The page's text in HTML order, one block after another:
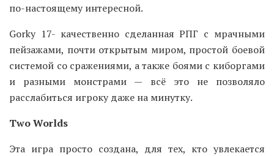
по-настоящему интересной.
Gorky 17- качественно сделанная РПГ с мрачными
пейзажами, почти открытым миром, простой боевой
системой со сражениями, а также боями с киборгами
и разными монстрами — всё это не позволяло
расслабиться игроку даже на минутку.
Two Worlds
Эта игра просто создана, для тех, кто увлекается